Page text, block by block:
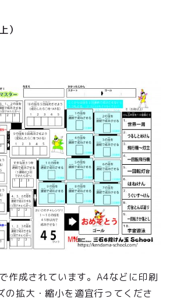
）
作成されています。A4などに印刷
の拡大・縮小を適宜行ってくださ